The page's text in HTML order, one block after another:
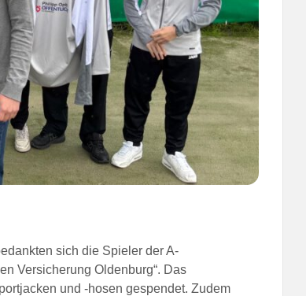
sich die Spieler der A-
Versicherung Oldenburg“. Das
und -hosen gespendet. Zudem